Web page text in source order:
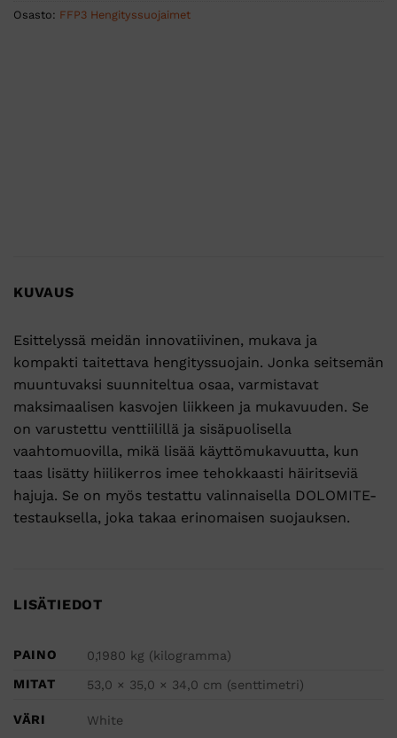
Osasto: FFP3 Hengityssuojaimet
KUVAUS
Esittelyssä meidän innovatiivinen, mukava ja
kompakti taitettava hengityssuojain. Jonka seitsemän
muuntuvaksi suunniteltua osaa, varmistavat
maksimaalisen kasvojen liikkeen ja mukavuuden. Se
on varustettu venttiilillä ja sisäpuolisella
vaahtomuovilla, mikä lisää käyttömukavuutta, kun
taas lisätty hiilikerros imee tehokkaasti häiritseviä
hajuja. Se on myös testattu valinnaisella DOLOMITE-
testauksella, joka takaa erinomaisen suojauksen.
LISÄTIEDOT
PAINO
0,1980 kg (kilogramma)
MITAT
53,0 × 35,0 × 34,0 cm (senttimetri)
VÄRI White